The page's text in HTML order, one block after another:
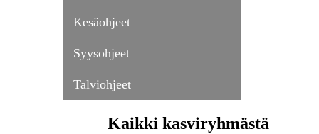
Kesäohjeet
Syysohjeet
Talviohjeet
Kaikki kasviryhmästä